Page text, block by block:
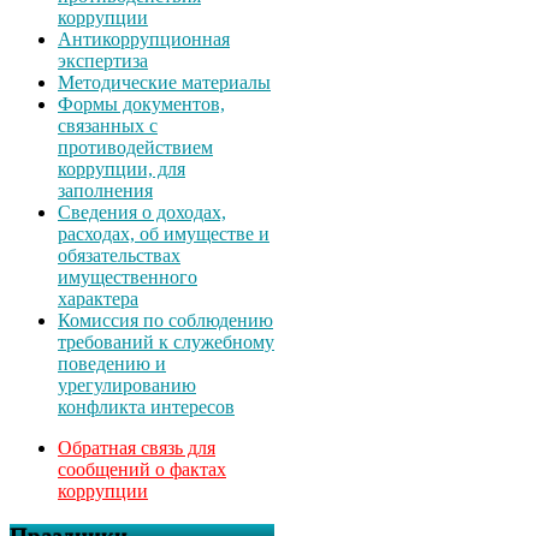
коррупции
Антикоррупционная
экспертиза
Методические материалы
Формы документов,
связанных с
противодействием
коррупции, для
заполнения
Сведения о доходах,
расходах, об имуществе и
обязательствах
имущественного
характера
Комиссия по соблюдению
требований к служебному
поведению и
урегулированию
конфликта интересов
Обратная связь для
сообщений о фактах
коррупции